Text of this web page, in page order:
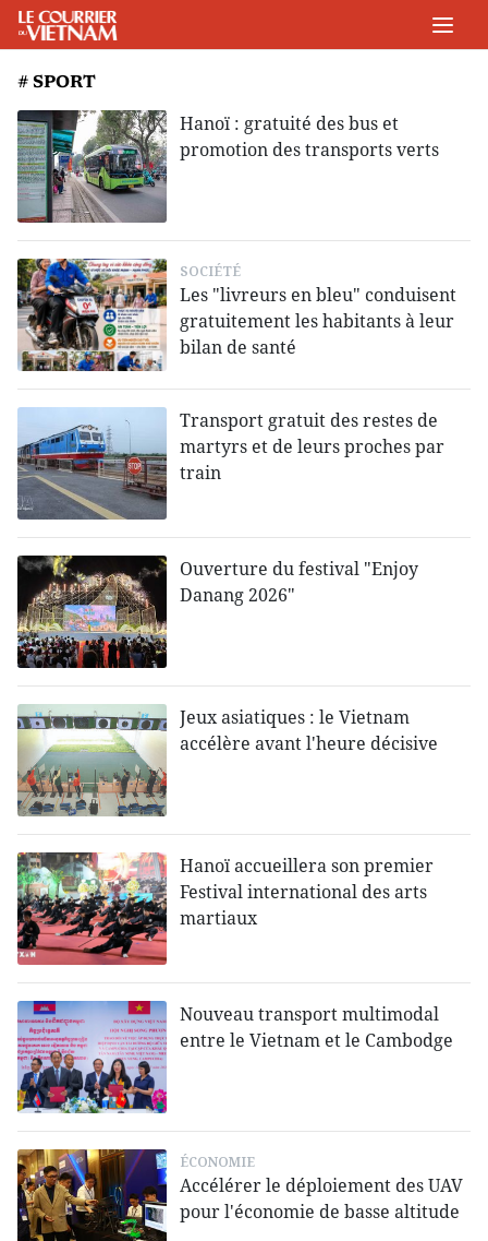
# SPORT
Hanoï : gratuité des bus et
promotion des transports verts
SOCIÉTÉ
Les "livreurs en bleu" conduisent
gratuitement les habitants à leur
bilan de santé
Transport gratuit des restes de
martyrs et de leurs proches par
train
Ouverture du festival "Enjoy
Danang 2026"
Jeux asiatiques : le Vietnam
accélère avant l'heure décisive
Hanoï accueillera son premier
Festival international des arts
martiaux
Nouveau transport multimodal
entre le Vietnam et le Cambodge
ÉCONOMIE
Accélérer le déploiement des UAV
pour l'économie de basse altitude